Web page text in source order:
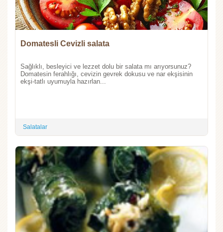
Domatesli Cevizli salata
Sağlıklı, besleyici ve lezzet dolu bir salata mı arıyorsunuz?
Domatesin ferahlığı, cevizin gevrek dokusu ve nar ekşisinin
ekşi-tatlı uyumuyla hazırlan...
Salatalar